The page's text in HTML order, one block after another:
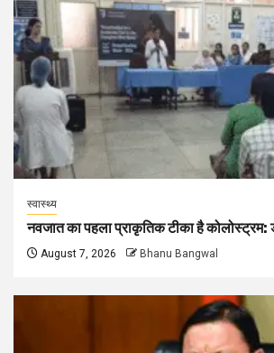
स्वास्थ्य
नवजात का पहला प्राकृतिक टीका है कोलोस्ट्रम:
August 7, 2026 Bhanu Bangwal